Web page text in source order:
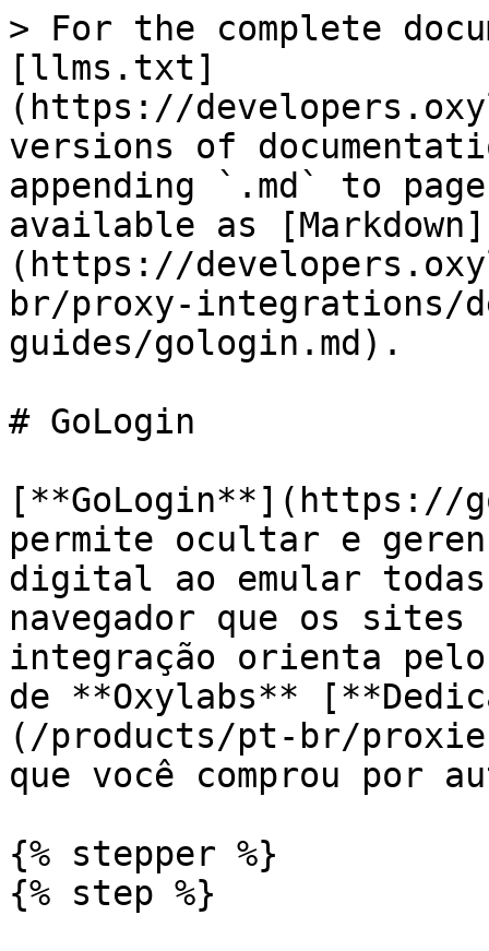
> For the complete
[llms.txt]
(https://
versions of
appending `.md` to
available as [Markdown]
(https://
br/proxy-integrations/
guides/gologin.md).
# GoLogin
[**GoLogin**](https://
permite ocultar e
digital ao emular
navegador que os sites
integração orienta
de **Oxylabs**
(/products/pt-br/
que você comprou por
{% stepper %}
{% step %}